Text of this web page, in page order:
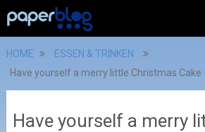
HOME
ESSEN & TRINKEN
Have yourself a merry little Christmas Cake
Have yourself a merry